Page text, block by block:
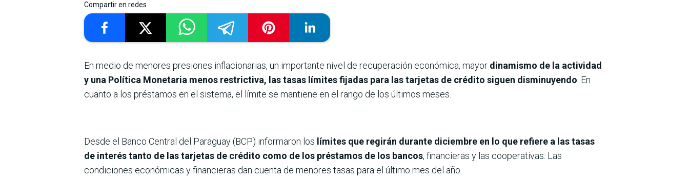
Compartir en redes
En medio de menores presiones inflacionarias, un importante nivel de recuperación económica, mayor dinamismo de la actividad
y una Política Monetaria menos restrictiva, las tasas límites fijadas para las tarjetas de crédito siguen disminuyendo . En
cuanto a los préstamos en el sistema, el límite se mantiene en el rango de los últimos meses.
Desde el Banco Central del Paraguay (BCP) informaron los límites que regirán durante diciembre en lo que refiere a las tasas
de interés tanto de las tarjetas de crédito como de los préstamos de los bancos, financieras y las cooperativas. Las
condiciones económicas y financieras dan cuenta de menores tasas para el último mes del año.